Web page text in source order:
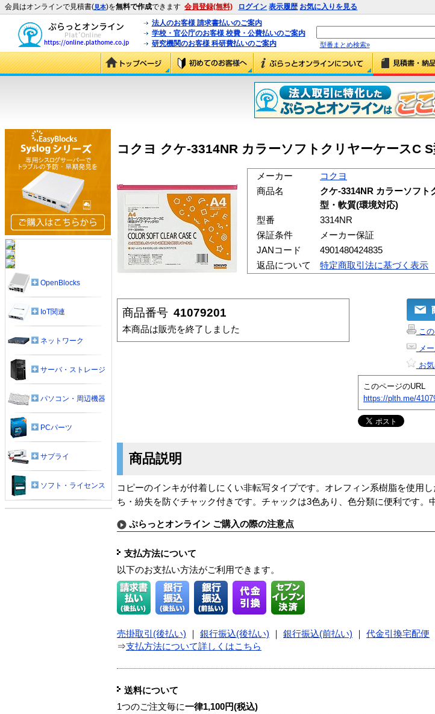
会員はオンラインで見積書(見本)を無料で作成できます 会員登録(無料) ログイン 表示履歴 お気に入りを見る
法人のお客様 請求書払いのご案内
学校・官公庁のお客様 校費・公費払いのご案内
研究機関のお客様 科研費払いのご案内
型番まとめ検索»
コクヨ クケ-3314NR カラーソフトクリヤーケースC
メーカー
コクヨ
商品名
クケ-3314NR カラーソフト
型・軟質(環境対応)
型番
3314NR
保証条件
メーカー保証
JANコード
4901480424835
返品について
特定商取引法に基づく表示
商品番号 41079201
本商品は販売を終了しました
この
メー
お
このページのURL
https://plth.me/
商品説明
コピーのインキが付着しにくい非転写タイプです。オレフィン系樹脂を使用
ち・紛失を防ぐチャック付きです。チャックは3色あり、色分類に便利です。
ぷらっとオンライン ご購入の際の注意点
支払方法について
以下のお支払い方法がご利用できます。
売掛取引(後払い) 銀行振込(後払い) 銀行振込(前払い) 代金引換宅配便
⇒支払方法について詳しくはこちら
送料について
1つのご注文毎に一律1,100円(税込)
OpenBlocks
IoT関連
ネットワーク
サーバ・ストレージ
パソコン・周辺機器
PCパーツ
サプライ
ソフト・ライセンス